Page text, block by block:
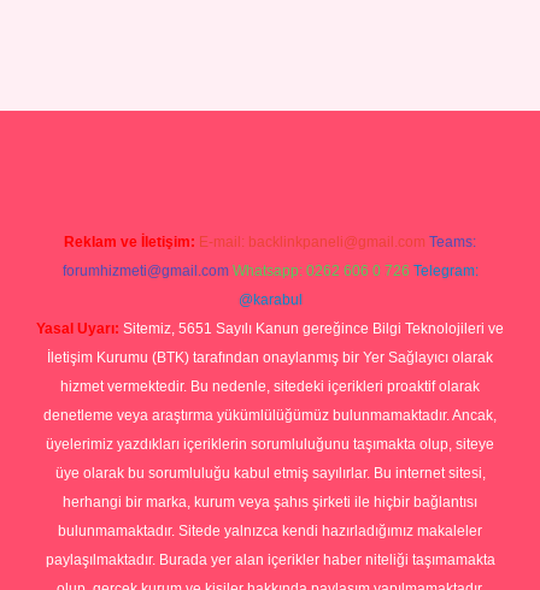
Reklam ve İletişim: E-mail: backlinkpaneli@gmail.com Teams:
forumhizmeti@gmail.com Whatsapp: 0262 606 0 726 Telegram:
@karabul
Yasal Uyarı: Sitemiz, 5651 Sayılı Kanun gereğince Bilgi Teknolojileri ve
İletişim Kurumu (BTK) tarafından onaylanmış bir Yer Sağlayıcı olarak
hizmet vermektedir. Bu nedenle, sitedeki içerikleri proaktif olarak
denetleme veya araştırma yükümlülüğümüz bulunmamaktadır. Ancak,
üyelerimiz yazdıkları içeriklerin sorumluluğunu taşımakta olup, siteye
üye olarak bu sorumluluğu kabul etmiş sayılırlar. Bu internet sitesi,
herhangi bir marka, kurum veya şahıs şirketi ile hiçbir bağlantısı
bulunmamaktadır. Sitede yalnızca kendi hazırladığımız makaleler
paylaşılmaktadır. Burada yer alan içerikler haber niteliği taşımamakta